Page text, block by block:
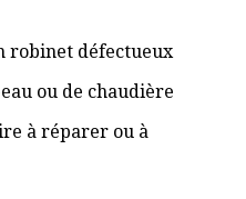
robinet défectueux
ou de chaudière
à réparer ou à